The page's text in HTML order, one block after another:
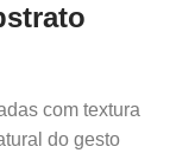
com textura
do gesto